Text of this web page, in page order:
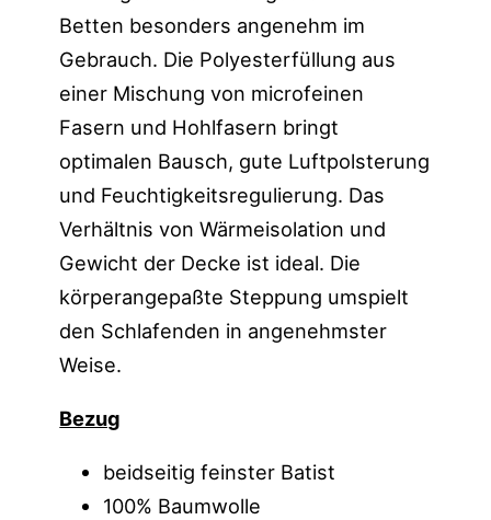
Betten besonders angenehm im
Gebrauch. Die Polyesterfüllung aus
einer Mischung von microfeinen
Fasern und Hohlfasern bringt
optimalen Bausch, gute Luftpolsterung
und Feuchtigkeitsregulierung. Das
Verhältnis von Wärmeisolation und
Gewicht der Decke ist ideal. Die
körperangepaßte Steppung umspielt
den Schlafenden in angenehmster
Weise.
Bezug
beidseitig feinster Batist
100% Baumwolle